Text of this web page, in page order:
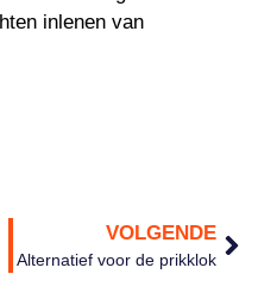
inlenen van
VOLGENDE
Alternatief voor de prikklok